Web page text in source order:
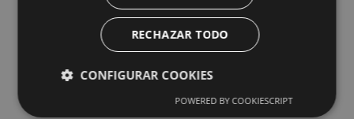
RECHAZAR TODO
CONFIGURAR COOKIES
POWERED BY COOKIESCRIPT